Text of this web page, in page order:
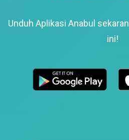
Unduh Aplikasi Anabul
ini!